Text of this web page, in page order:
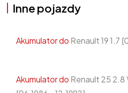
Inne pojazdy
Akumulator do Renault 19 1.7
Akumulator do Renault 25 2.8